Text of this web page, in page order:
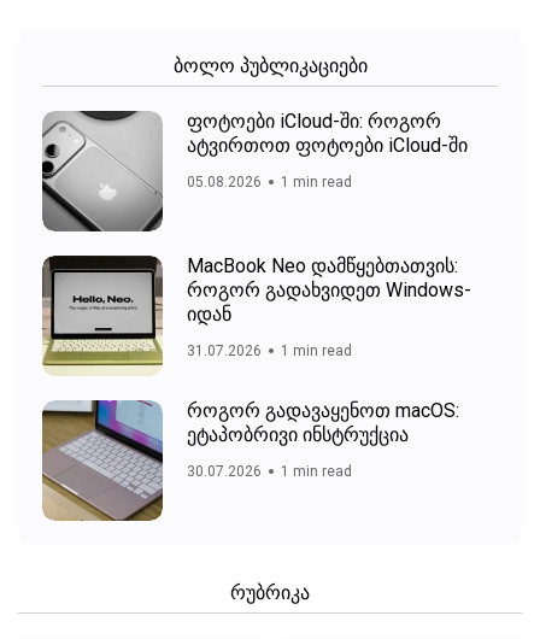
ბოლო პუბლიკაციები
ფოტოები iCloud-ში: როგორ
ატვირთოთ ფოტოები iCloud-ში
05.08.2026 1 min read
MacBook Neo დამწყებთათვის:
როგორ გადახვიდეთ Windows-
იდან
31.07.2026 1 min read
როგორ გადავაყენოთ macOS:
ეტაპობრივი ინსტრუქცია
30.07.2026 1 min read
რუბრიკა